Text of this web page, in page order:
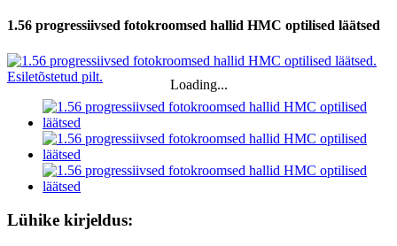
1.56 progressiivsed fotokroomsed hallid HMC optilised läätsed
Loading...
Lühike kirjeldus: